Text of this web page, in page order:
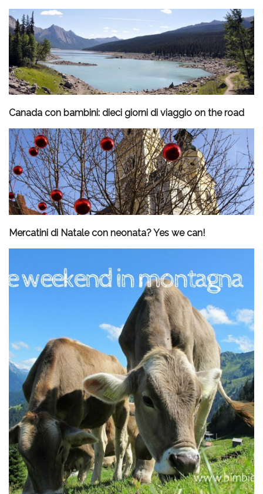
Canada con bambini: dieci giorni di viaggio on the road
Mercatini di Natale con neonata? Yes we can!